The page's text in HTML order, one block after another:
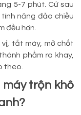
5-7 phút. Cứ sau
năng đảo chiều
đều hơn.
tắt máy, mở chốt
phẩm ra khay,
theo.
máy trộn khô